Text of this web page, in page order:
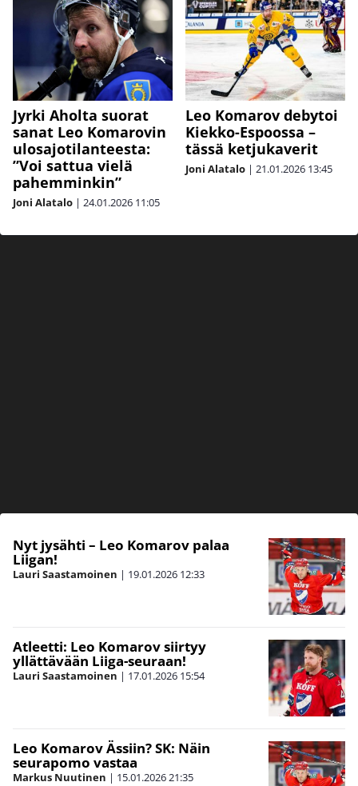
Jyrki Aholta suorat
sanat Leo Komarovin
ulosajotilanteesta:
”Voi sattua vielä
pahemminkin”
Joni Alatalo | 24.01.2026 11:05
Leo Komarov debytoi
Kiekko-Espoossa –
tässä ketjukaverit
Joni Alatalo | 21.01.2026 13:45
Nyt jysähti – Leo Komarov palaa
Liigan!
Lauri Saastamoinen | 19.01.2026 12:33
Atleetti: Leo Komarov siirtyy
yllättävään Liiga-seuraan!
Lauri Saastamoinen | 17.01.2026 15:54
Leo Komarov Ässiin? SK: Näin
seurapomo vastaa
Markus Nuutinen | 15.01.202621:35